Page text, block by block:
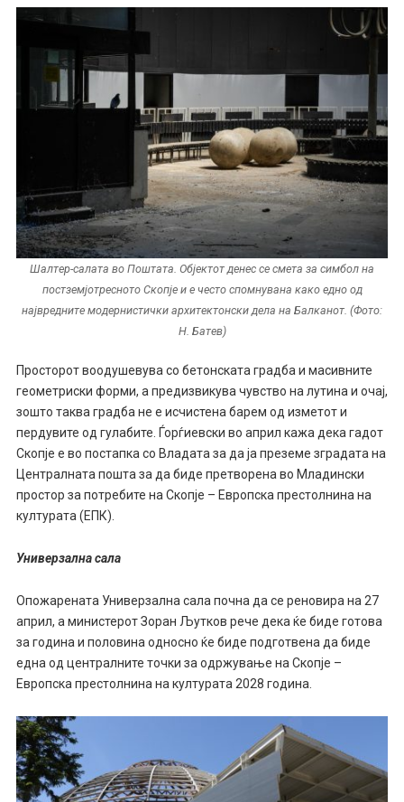
Шалтер-салата во Поштата. Објектот денес се смета за симбол на
постземјотресното Скопје и е често спомнувана како едно од
највредните модернистички архитектонски дела на Балканот. (Фото:
Н. Батев)
Просторот воодушевува со бетонската градба и масивните
геометриски форми, а предизвикува чувство на лутина и очај,
зошто таква градба не е исчистена барем од изметот и
пердувите од гулабите. Ѓорѓиевски во април кажа дека гадот
Скопје е во постапка со Владата за да ја преземе зградата на
Централната пошта за да биде претворена во Младински
простор за потребите на Скопје – Европска престолнина на
културата (ЕПК).
Универзална сала
Опожарената Универзална сала почна да се реновира на 27
април, а министерот Зоран Љутков рече дека ќе биде готова
за година и половина односно ќе биде подготвена да биде
една од централните точки за одржување на Скопје –
Европска престолнина на културата 2028 година.